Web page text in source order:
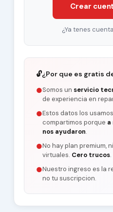
Crear
¿Ya tenes
🔓¿Por que es gratis
●Somos un servicio
de experiencia en
●Estos datos los
compartimos porque a
nos ayudaron.
●No hay plan premium,
virtuales. Cero trucos.
●Nuestro ingreso es la
no tu suscripcion.